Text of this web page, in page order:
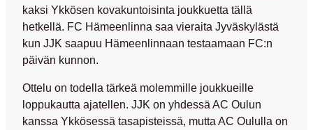
kaksi Ykkösen kovakuntoisinta joukkuetta tällä
hetkellä. FC Hämeenlinna saa vieraita Jyväskylästä
kun JJK saapuu Hämeenlinnaan testaamaan FC:n
päivän kunnon.
Ottelu on todella tärkeä molemmille joukkueille
loppukautta ajatellen. JJK on yhdessä AC Oulun
kanssa Ykkösessä tasapisteissä, mutta AC Oululla on